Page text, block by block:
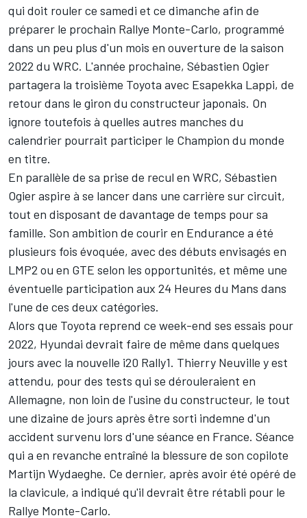
qui doit rouler ce samedi et ce dimanche afin de
préparer le prochain Rallye Monte-Carlo, programmé
dans un peu plus d'un mois en ouverture de la saison
2022 du WRC. L'année prochaine, Sébastien Ogier
partagera la troisième Toyota avec Esapekka Lappi, de
retour dans le giron du constructeur japonais. On
ignore toutefois à quelles autres manches du
calendrier pourrait participer le Champion du monde
en titre.
En parallèle de sa prise de recul en WRC, Sébastien
Ogier aspire à se lancer dans une carrière sur circuit,
tout en disposant de davantage de temps pour sa
famille. Son ambition de courir en Endurance a été
plusieurs fois évoquée, avec des débuts envisagés en
LMP2 ou en GTE selon les opportunités, et même une
éventuelle participation aux 24 Heures du Mans dans
l'une de ces deux catégories.
Alors que Toyota reprend ce week-end ses essais pour
2022, Hyundai devrait faire de même dans quelques
jours avec la nouvelle i20 Rally1. Thierry Neuville y est
attendu, pour des tests qui se dérouleraient en
Allemagne, non loin de l'usine du constructeur, le tout
une dizaine de jours après être sorti indemne d'un
accident survenu lors d'une séance en France. Séance
qui a en revanche entraîné la blessure de son copilote
Martijn Wydaeghe. Ce dernier, après avoir été opéré de
la clavicule, a indiqué qu'il devrait être rétabli pour le
Rallye Monte-Carlo.